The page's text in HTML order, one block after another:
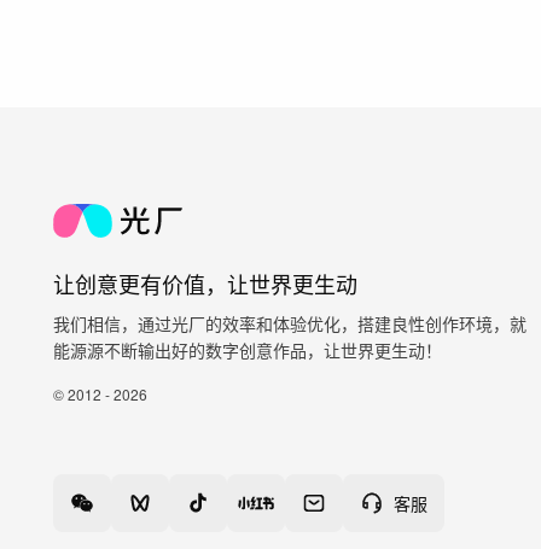
让创意更有价值，让世界更生动
我们相信，通过光厂的效率和体验优化，搭建良性创作环境，就
能源源不断输出好的数字创意作品，让世界更生动！
© 2012 - 2026
客服